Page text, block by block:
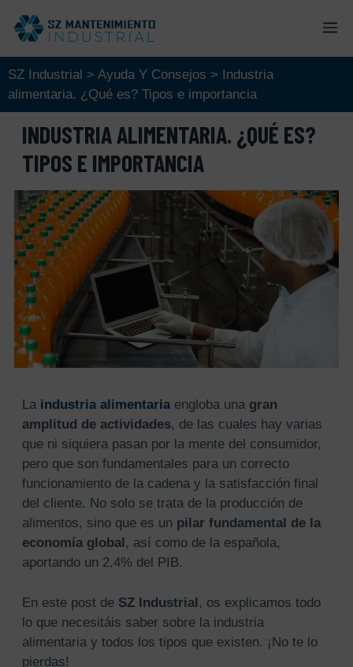
SZ Industrial > Ayuda Y Consejos > Industria
alimentaria. ¿Qué es? Tipos e importancia
INDUSTRIA ALIMENTARIA. ¿QUÉ ES?
TIPOS E IMPORTANCIA
La industria alimentariaengloba una gran
amplitud de actividades, de las cuales hay varias
que ni siquiera pasan por la mente del consumidor,
pero que son fundamentales para un correcto
funcionamiento de la cadena y la satisfacción final
del cliente. No solo se trata de la producción de
alimentos, sino que es un pilar fundamental de la
economía global, así como de la española,
aportando un 2,4% del PIB.
En este post de SZ Industrial, os explicamos todo
lo que necesitáis saber sobre la industria
alimentaria y todos los tipos que existen. ¡No te lo
pierdas!